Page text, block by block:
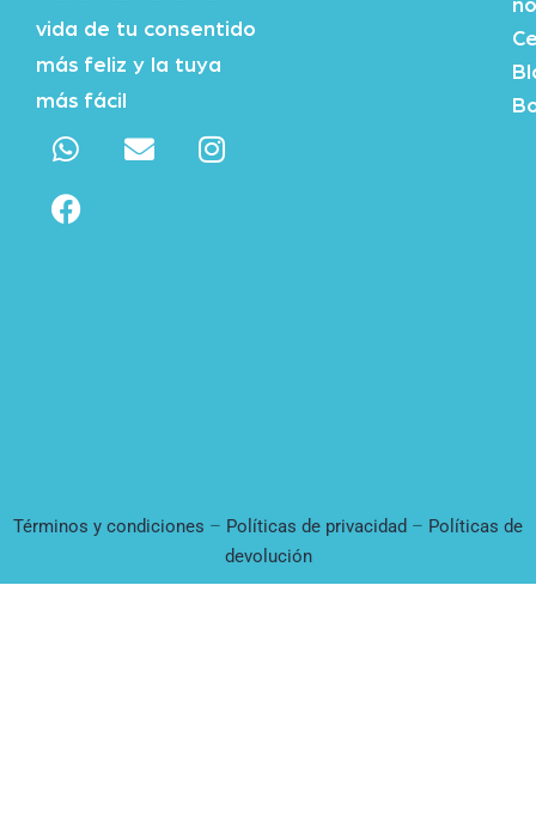
vida de tu consentido
más feliz y la tuya
más fácil
Términos y condiciones – Políticas de privacidad – Políticas de
devolución